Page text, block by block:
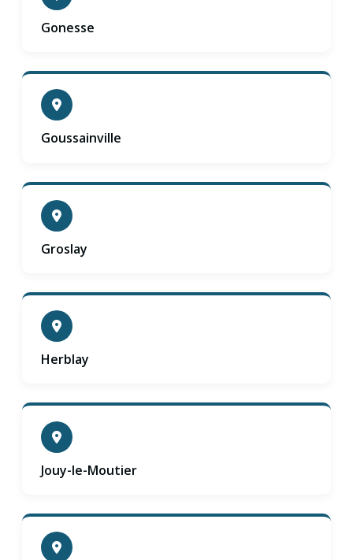
Gonesse
Goussainville
Groslay
Herblay
Jouy-le-Moutier